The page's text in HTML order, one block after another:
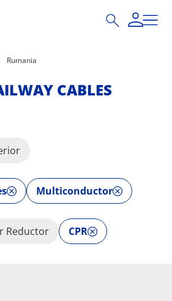
Rumania
CABLES
Multiconductor
Reductor CPR